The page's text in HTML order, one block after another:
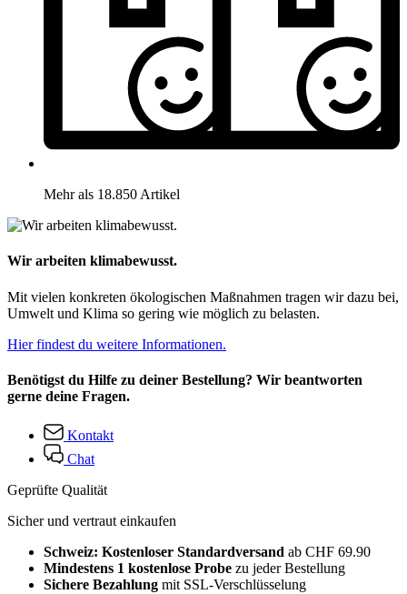
Mehr als 18.850 Artikel
Wir arbeiten klimabewusst.
Mit vielen konkreten ökologischen Maßnahmen tragen wir dazu bei,
Umwelt und Klima so gering wie möglich zu belasten.
Hier findest du weitere Informationen.
Benötigst du Hilfe zu deiner Bestellung? Wir beantworten
gerne deine Fragen.
Kontakt
Chat
Geprüfte Qualität
Sicher und vertraut einkaufen
Schweiz: Kostenloser Standardversand ab CHF 69.90
Mindestens 1 kostenlose Probe zu jeder Bestellung
Sichere Bezahlung mit SSL-Verschlüsselung